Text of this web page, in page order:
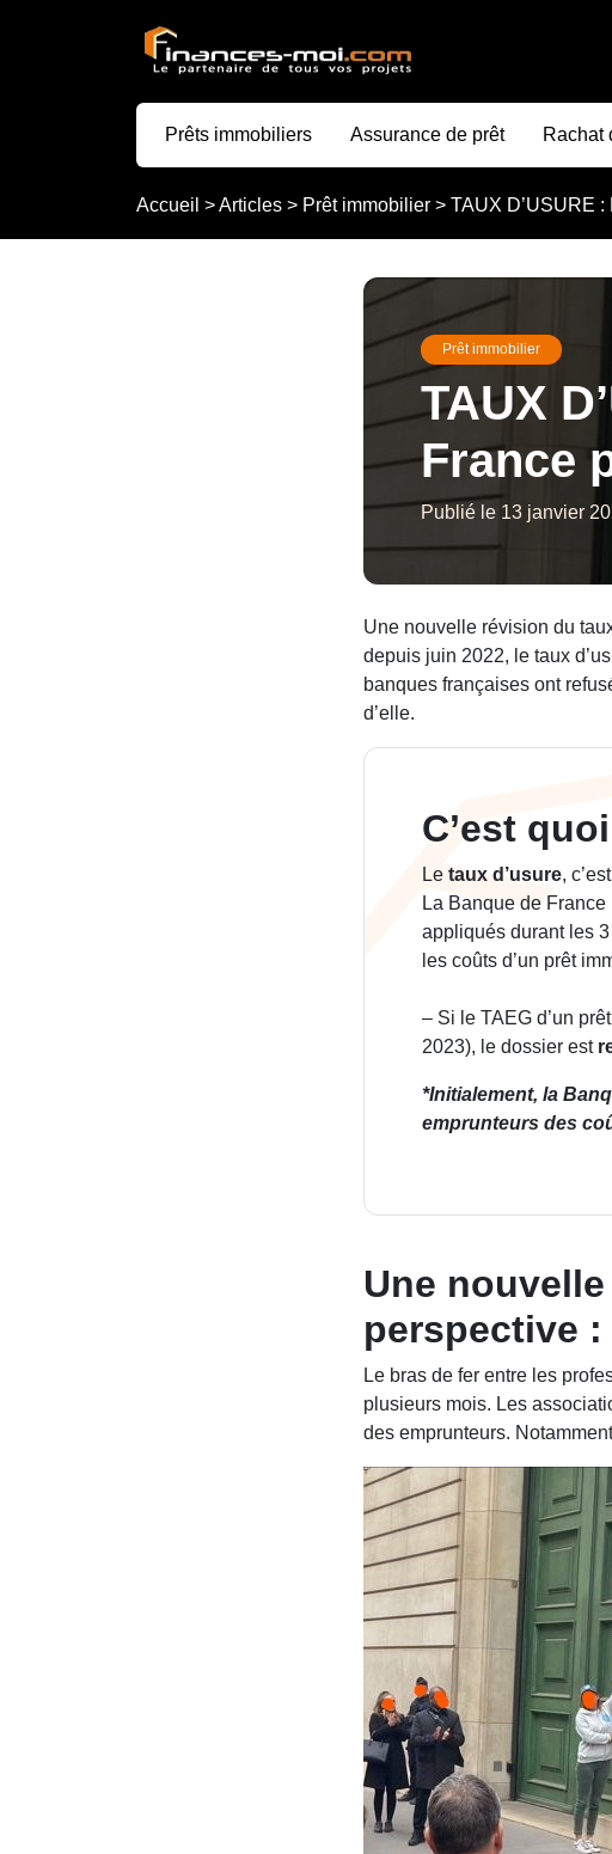
Prêts immobiliers Assurance de prêt Rachat
Accueil >Articles > Prêt immobilier > TAUX D’USURE
Prêt immobilier
TAUX
France
Publié le 13 janvier
Une nouvelle révision du
depuis juin 2022, le taux
banques françaises ont
d’elle.
C’est
Le taux d’usure,
La Banque de France
appliqués durant les
les coûts d’un prêt
– Si le TAEG d’un
2023), le dossier est
*Initialement, la
emprunteurs des
Une
perspective :
Le bras de fer entre les
plusieurs mois. Les
des emprunteurs.